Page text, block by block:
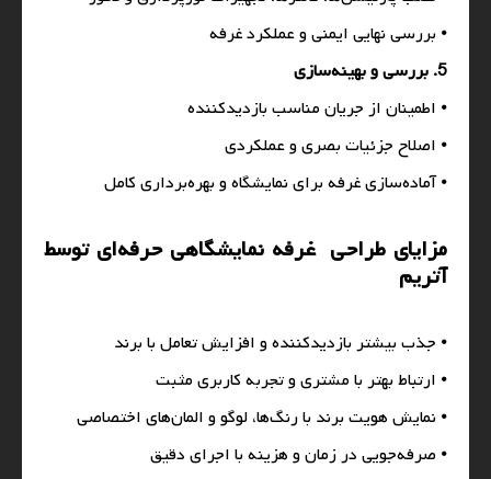
⦁ بررسی نهایی ایمنی و عملکرد غرفه
5. بررسی و بهینه‌سازی
⦁ اطمینان از جریان مناسب بازدیدکننده
⦁ اصلاح جزئیات بصری و عملکردی
⦁ آماده‌سازی غرفه برای نمایشگاه و بهره‌برداری کامل
مزایای طراحی غرفه نمایشگاهی حرفه‌ای توسط
آتریم
⦁ جذب بیشتر بازدیدکننده و افزایش تعامل با برند
⦁ ارتباط بهتر با مشتری و تجربه کاربری مثبت
⦁ نمایش هویت برند با رنگ‌ها، لوگو و المان‌های اختصاصی
⦁ صرفه‌جویی در زمان و هزینه با اجرای دقیق